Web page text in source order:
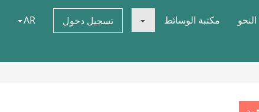
مكتبة الوسائط تسجيل دخول AR